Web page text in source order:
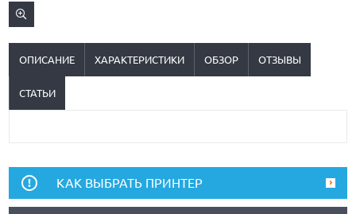
ОПИСАНИЕ ХАРАКТЕРИСТИКИ ОБЗОР ОТЗЫВЫ
СТАТЬИ
КАК ВЫБРАТЬ ПРИНТЕР